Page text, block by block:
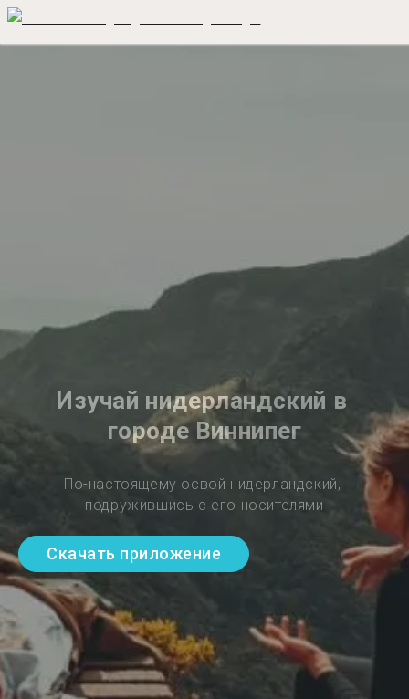
Изучай нидерландский в
городе Виннипег
По-настоящему освой нидерландский,
подружившись с его носителями
Скачать приложение